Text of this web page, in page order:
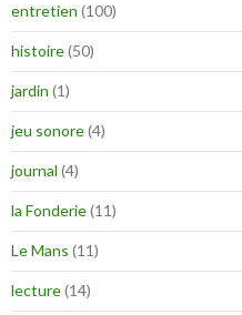
entretien (100)
histoire(50)
jardin (1)
jeu sonore(4)
journal (4)
la Fonderie(11)
Le Mans (11)
lecture(14)